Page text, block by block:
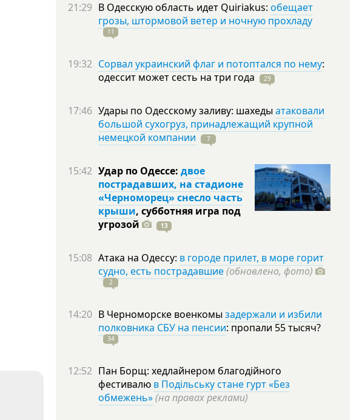
21:29 В Одесскую область идет Quiriakus: обещает
грозы, штормовой ветер и ночную прохладу
11
19:32 Сорвал украинский флаг и потоптался по нему:
одессит может сесть на три года 29
17:46 Удары по Одесскому заливу: шахеды атаковали
большой сухогруз, принадлежащий крупной
немецкой компании
7
15:42 Удар по Одессе: двое
пострадавших, на стадионе
«Черноморец» снесло часть
крыши, субботняя игра под
угрозой
13
15:08 Атака на Одессу: в городе прилет, в море горит
судно, есть пострадавшие(обновлено, фото)
2
14:20 В Черноморске военкомы задержали и избили
полковника СБУ на пенсии: пропали 55тысяч?
34
12:52 Пан Борщ: хедлайнером благодійного
фестивалю в Подільську стане гурт «Без
обмежень»(на правах реклами)